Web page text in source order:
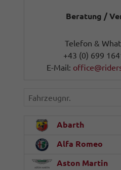
Beratung /
Telefon &
+43 (0) 699
E-Mail:
Fahrzeugnr.
Abarth
Alfa Romeo
Aston Martin